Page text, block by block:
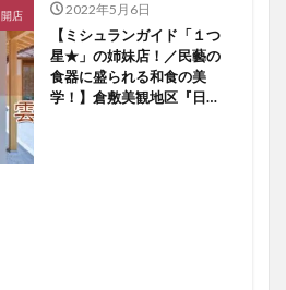
開店 2022年5月6日
【ミシュランガイド「１つ
星★」の姉妹店！／民藝の
食器に盛られる和食の美
学！】倉敷美観地区『日本